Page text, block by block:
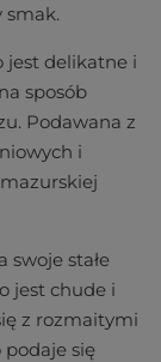
smak.
jest delikatne i
sposób
Podawana z
i
swoje stałe
jest chude i
z rozmaitymi
się